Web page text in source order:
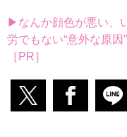
▶なんか顔色が悪い、
労でもない“意外な原因
［PR］